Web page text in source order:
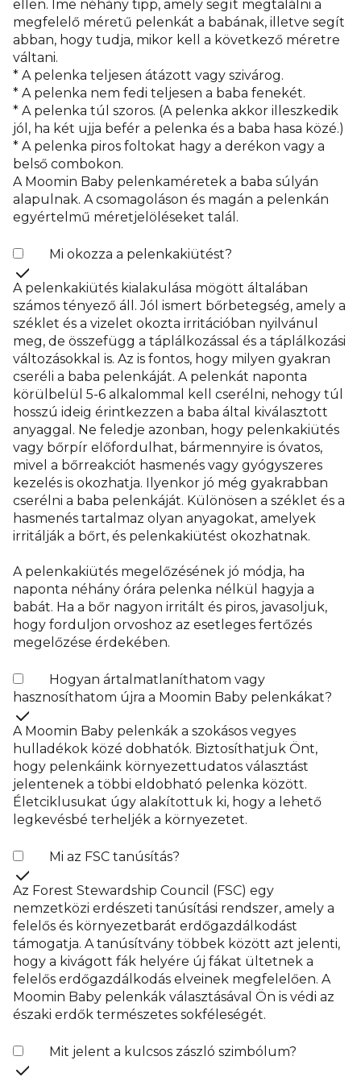
ellen. Íme néhány tipp, amely segít megtalálni a
megfelelő méretű pelenkát a babának, illetve segít
abban, hogy tudja, mikor kell a következő méretre
váltani.
* A pelenka teljesen átázott vagy szivárog.
* A pelenka nem fedi teljesen a baba fenekét.
* A pelenka túl szoros. (A pelenka akkor illeszkedik
jól, ha két ujja befér a pelenka és a baba hasa közé.)
* A pelenka piros foltokat hagy a derékon vagy a
belső combokon.
A Moomin Baby pelenkaméretek a baba súlyán
alapulnak. A csomagoláson és magán a pelenkán
egyértelmű méretjelöléseket talál.
Mi okozza a pelenkakiütést?
A pelenkakiütés kialakulása mögött általában
számos tényező áll. Jól ismert bőrbetegség, amely a
széklet és a vizelet okozta irritációban nyilvánul
meg, de összefügg a táplálkozással és a táplálkozási
változásokkal is. Az is fontos, hogy milyen gyakran
cseréli a baba pelenkáját. A pelenkát naponta
körülbelül 5-6 alkalommal kell cserélni, nehogy túl
hosszú ideig érintkezzen a baba által kiválasztott
anyaggal. Ne feledje azonban, hogy pelenkakiütés
vagy bőrpír előfordulhat, bármennyire is óvatos,
mivel a bőrreakciót hasmenés vagy gyógyszeres
kezelés is okozhatja. Ilyenkor jó még gyakrabban
cserélni a baba pelenkáját. Különösen a széklet és a
hasmenés tartalmaz olyan anyagokat, amelyek
irritálják a bőrt, és pelenkakiütést okozhatnak.
A pelenkakiütés megelőzésének jó módja, ha
naponta néhány órára pelenka nélkül hagyja a
babát. Ha a bőr nagyon irritált és piros, javasoljuk,
hogy forduljon orvoshoz az esetleges fertőzés
megelőzése érdekében.
Hogyan ártalmatlaníthatom vagy
hasznosíthatom újra a Moomin Baby pelenkákat?
A Moomin Baby pelenkák a szokásos vegyes
hulladékok közé dobhatók. Biztosíthatjuk Önt,
hogy pelenkáink környezettudatos választást
jelentenek a többi eldobható pelenka között.
Életciklusukat úgy alakítottuk ki, hogy a lehető
legkevésbé terheljék a környezetet.
Mi az FSC tanúsítás?
Az Forest Stewardship Council (FSC) egy
nemzetközi erdészeti tanúsítási rendszer, amely a
felelős és környezetbarát erdőgazdálkodást
támogatja. A tanúsítvány többek között azt jelenti,
hogy a kivágott fák helyére új fákat ültetnek a
felelős erdőgazdálkodás elveinek megfelelően. A
Moomin Baby pelenkák választásával Ön is védi az
északi erdők természetes sokféleségét.
Mit jelent a kulcsos zászló szimbólum?